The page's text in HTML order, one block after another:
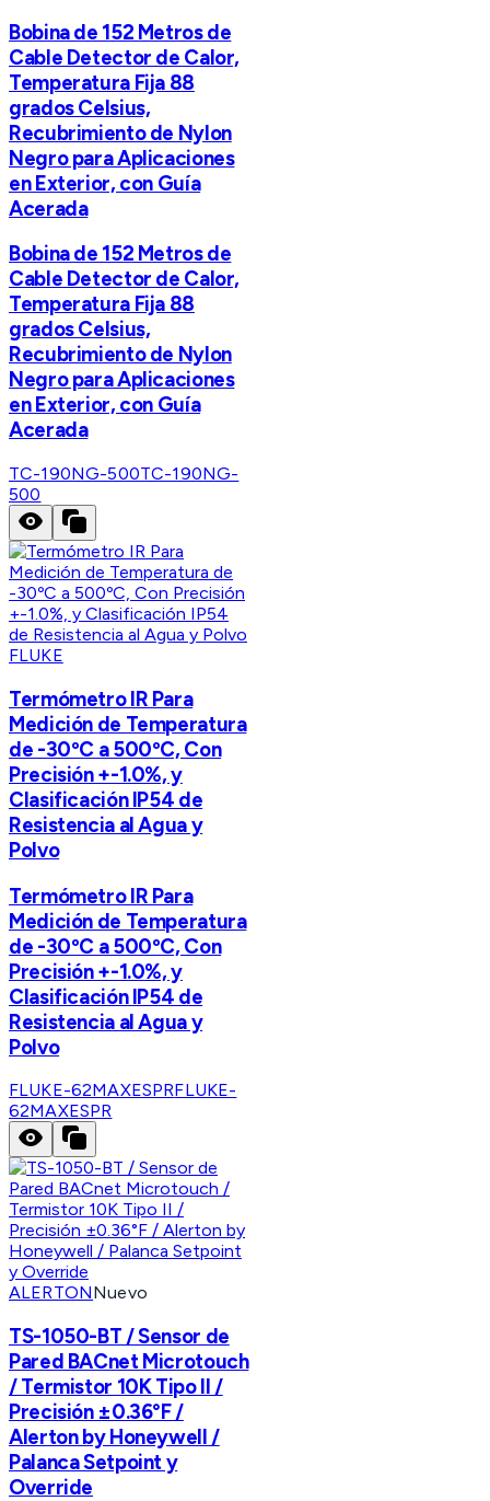
Bobina de 152 Metros de
Cable Detector de Calor,
Temperatura Fija 88
grados Celsius,
Recubrimiento de Nylon
Negro para Aplicaciones
en Exterior, con Guía
Acerada
Bobina de 152 Metros de
Cable Detector de Calor,
Temperatura Fija 88
grados Celsius,
Recubrimiento de Nylon
Negro para Aplicaciones
en Exterior, con Guía
Acerada
TC-190NG-500TC-190NG-
500
FLUKE
Termómetro IR Para
Medición de Temperatura
de -30ºC a 500ºC, Con
Precisión +-1.0%, y
Clasificación IP54 de
Resistencia al Agua y
Polvo
Termómetro IR Para
Medición de Temperatura
de -30ºC a 500ºC, Con
Precisión +-1.0%, y
Clasificación IP54 de
Resistencia al Agua y
Polvo
FLUKE-62MAXESPRFLUKE-
62MAXESPR
ALERTONNuevo
TS-1050-BT / Sensor de
Pared BACnet Microtouch
/ Termistor 10K Tipo II /
Precisión ±0.36°F /
Alerton by Honeywell /
Palanca Setpoint y
Override